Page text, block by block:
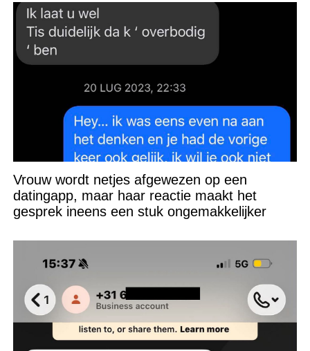
Vrouw wordt netjes afgewezen op een
datingapp, maar haar reactie maakt het
gesprek ineens een stuk ongemakkelijker